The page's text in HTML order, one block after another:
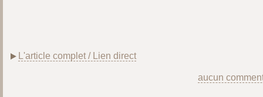
L'article complet / Lien direct
aucun